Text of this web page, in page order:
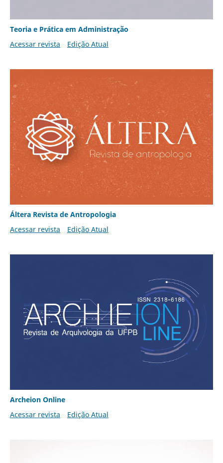
Teoria e Prática em Administração
Acessar revista
Edição Atual
Áltera Revista de Antropologia
Acessar revista
Edição Atual
Archeion Online
Acessar revista
Edição Atual